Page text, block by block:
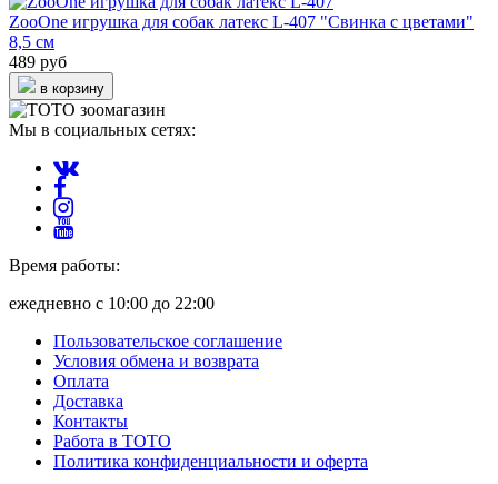
ZooOne игрушка для собак латекс L-407 "Свинка с цветами"
8,5 см
489 руб
в корзину
Мы в социальных сетях:
Время работы:
ежедневно с 10:00 до 22:00
Пользовательское соглашение
Условия обмена и возврата
Оплата
Доставка
Контакты
Работа в ТОТО
Политика конфиденциальности и оферта